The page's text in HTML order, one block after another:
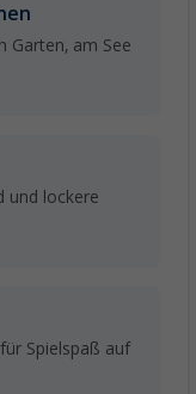
Garten, am See
und lockere
Spielspaß auf